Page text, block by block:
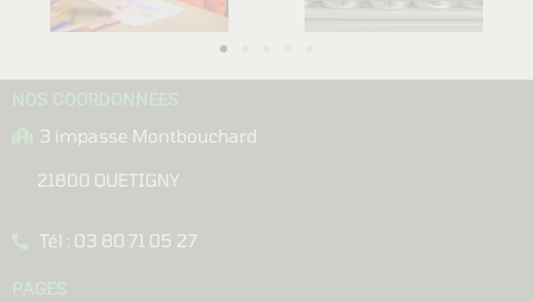
NOS COORDONNÉES
3 impasse Montbouchard
21800 QUETIGNY
Tél : 03 80 71 05 27
PAGES